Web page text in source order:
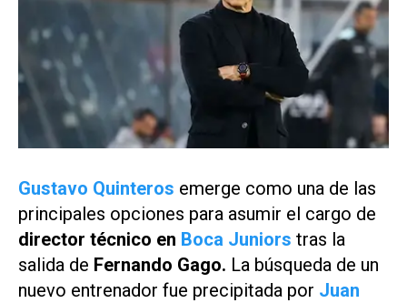
Gustavo Quinteros emerge como una de las
principales opciones para asumir el cargo de
director técnico en Boca Juniors tras la
salida de Fernando Gago. La búsqueda de un
nuevo entrenador fue precipitada por Juan